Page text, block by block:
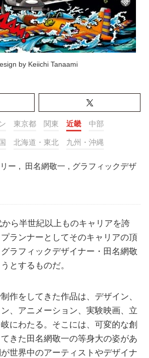
by Keiichi Tanaami
東京都 関東 近畿 中部
北海道・東北 九州・沖縄
ー , 田名網敬一 , グラフィックデザ
ら半世紀以上ものキャリアを誇
ランナーとしてそのキャリアの頂
ラフィックデザイナー・田名網敬
とするものだ。
作をしてきた作品は、デザイン、
、アニメーション、実験映画、立
にわたる。そこには、可変的な創
きた田名網敬一の等身大の姿があ
世界中のアーティストやデザイナ